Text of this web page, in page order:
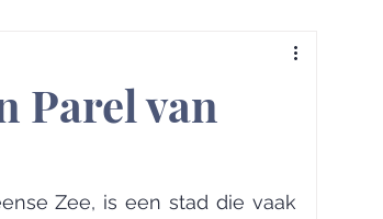
Parel van
Zee, is een stad die vaak